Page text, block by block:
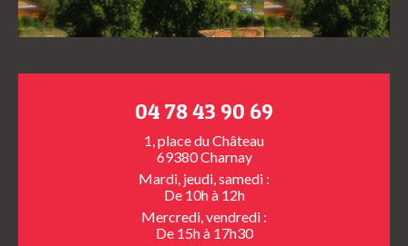
04 78 43 90 69
1, place du Château
69380 Charnay
Mardi, jeudi, samedi :
De 10h à 12h
Mercredi, vendredi :
De 15h à 17h30